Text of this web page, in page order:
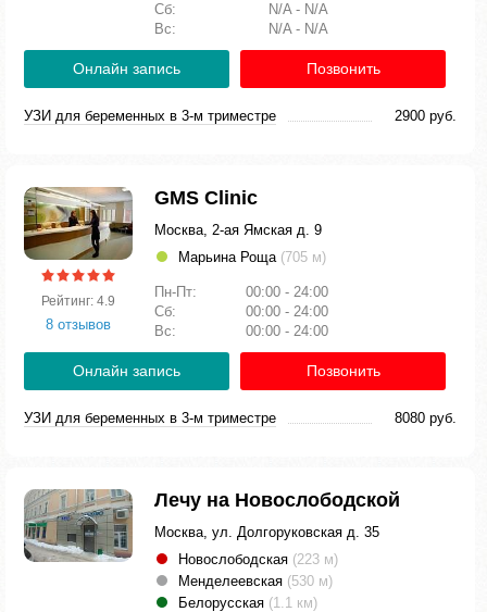
Сб:
N/A - N/A
Вс:
N/A - N/A
Онлайн запись Позвонить
УЗИ для беременных в 3-м триместре 2900 руб.
Рейтинг: 4.9
8 отзывов
GMS Clinic
Москва, 2-ая Ямская д. 9
Марьина Роща (705 м)
Пн-Пт:
00:00 - 24:00
Сб:
00:00 - 24:00
Вс:
00:00 - 24:00
Онлайн запись Позвонить
УЗИ для беременных в 3-м триместре 8080 руб.
Лечу на Новослободской
Москва, ул. Долгоруковская д. 35
Новослободская (223 м)
Менделеевская (530 м)
Белорусская (1.1 км)